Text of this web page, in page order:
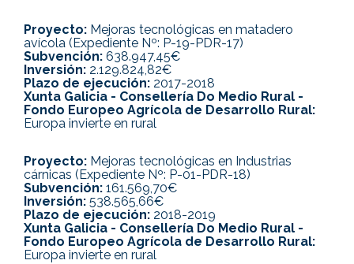
Proyecto: Mejoras tecnológicas en matadero
avícola (Expediente Nº: P-19-PDR-17)
Subvención: 638.947,45€
Inversión: 2.129.824,82€
Plazo de ejecución: 2017-2018
Xunta Galicia - Consellería Do Medio Rural -
Fondo Europeo Agrícola de Desarrollo Rural:
Europa invierte en rural
Proyecto: Mejoras tecnológicas en Industrias
cárnicas (Expediente Nº: P-01-PDR-18)
Subvención: 161.569,70€
Inversión: 538.565,66€
Plazo de ejecución: 2018-2019
Xunta Galicia - Consellería Do Medio Rural -
Fondo Europeo Agrícola de Desarrollo Rural:
Europa invierte en rural